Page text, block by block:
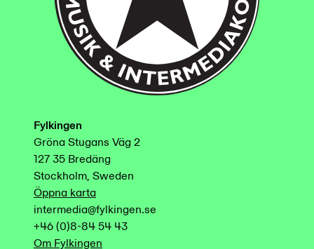
Fylkingen
Gröna Stugans Väg 2
127 35 Bredäng
Stockholm, Sweden
Öppna karta
intermedia@fylkingen.se
+46 (0)8-84 54 43
Om Fylkingen